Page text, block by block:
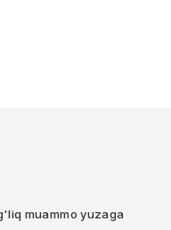
muammo yuzaga